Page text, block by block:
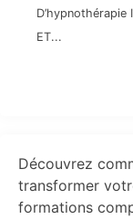
D’hypnothérapie
ET...
Primary
Sidebar
Découvrez
transformer
formations